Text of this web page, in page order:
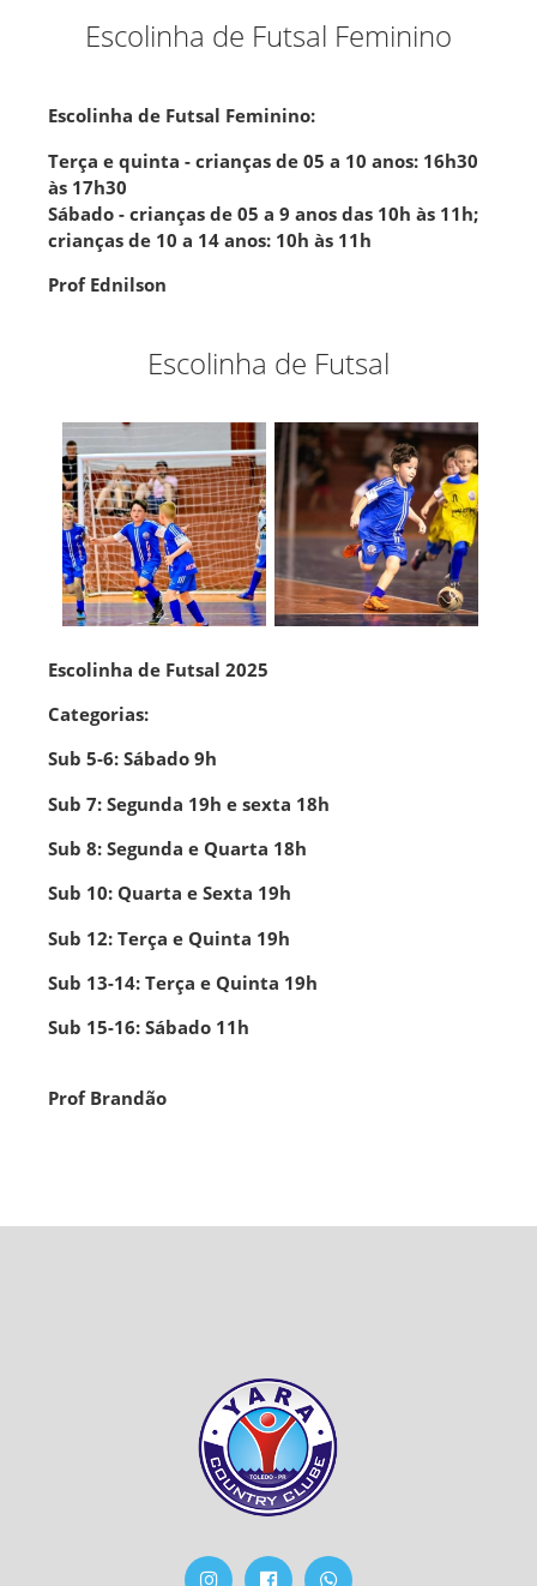
Escolinha de Futsal Feminino
Escolinha de Futsal Feminino:
Terça e quinta - crianças de 05 a 10 anos: 16h30
às 17h30
Sábado - crianças de 05 a 9 anos das 10h às 11h;
crianças de 10 a 14 anos: 10h às 11h
Prof Ednilson
Escolinha de Futsal
Escolinha de Futsal 2025
Categorias:
Sub 5-6: Sábado 9h
Sub 7: Segunda 19h e sexta 18h
Sub 8: Segunda e Quarta 18h
Sub 10: Quarta e Sexta 19h
Sub 12: Terça e Quinta 19h
Sub 13-14: Terça e Quinta 19h
Sub 15-16: Sábado 11h
Prof Brandão